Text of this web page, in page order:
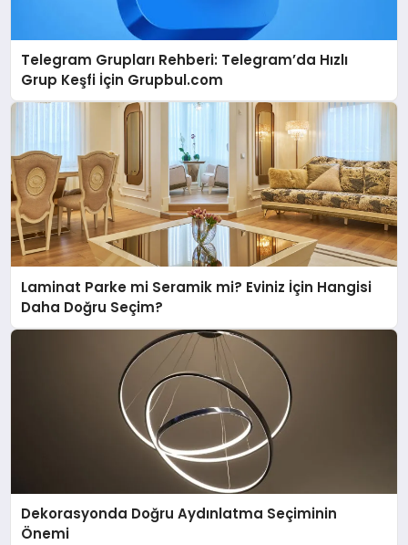
Telegram Grupları Rehberi: Telegram’da Hızlı
Grup Keşfi İçin Grupbul.com
Laminat Parke mi Seramik mi? Eviniz İçin Hangisi
Daha Doğru Seçim?
Dekorasyonda Doğru Aydınlatma Seçiminin
Önemi